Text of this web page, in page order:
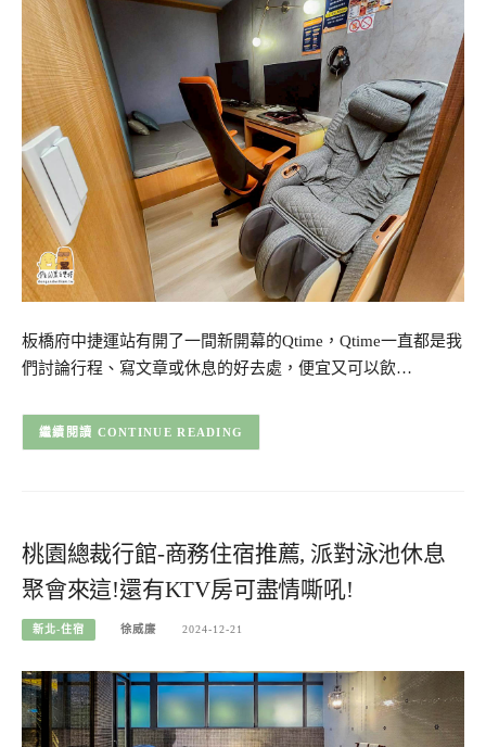
板橋府中捷運站有開了一間新開幕的Qtime，Qtime一直都是我
們討論行程、寫文章或休息的好去處，便宜又可以飲…
CONTINUE READING
桃園總裁行館-商務住宿推薦, 派對泳池休息
聚會來這!還有KTV房可盡情嘶吼!
新北-住宿 徐威廉 2024-12-21